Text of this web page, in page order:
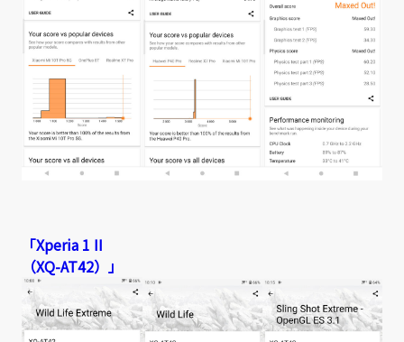
「Xperia 1 II
（XQ-AT42）」